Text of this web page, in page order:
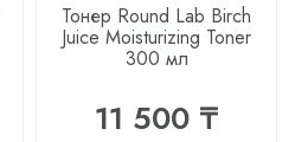
Тонер Round Lab Birch
Juice Moisturizing Toner
300 мл
11 500 ₸